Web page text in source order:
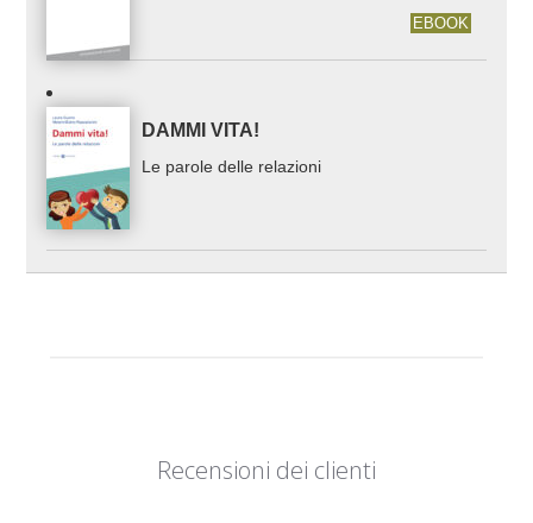
EBOOK
DAMMI VITA!
Le parole delle relazioni
Recensioni dei clienti